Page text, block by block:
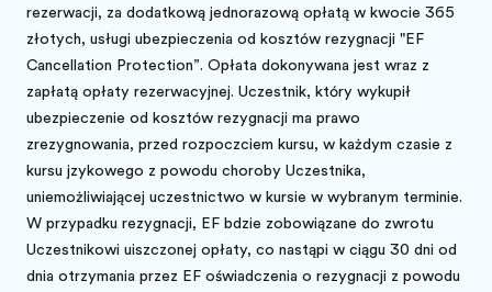
rezerwacji, za dodatkową jednorazową opłatą w kwocie 365
złotych, usługi ubezpieczenia od kosztów rezygnacji "EF
Cancellation Protection”. Opłata dokonywana jest wraz z
zapłatą opłaty rezerwacyjnej. Uczestnik, który wykupił
ubezpieczenie od kosztów rezygnacji ma prawo
zrezygnowania, przed rozpoczęciem kursu, w każdym czasie z
kursu językowego z powodu choroby Uczestnika,
uniemożliwiającej uczestnictwo w kursie w wybranym terminie.
W przypadku rezygnacji, EF będzie zobowiązane do zwrotu
Uczestnikowi uiszczonej opłaty, co nastąpi w ciągu 30 dni od
dnia otrzymania przez EF oświadczenia o rezygnacji z powodu